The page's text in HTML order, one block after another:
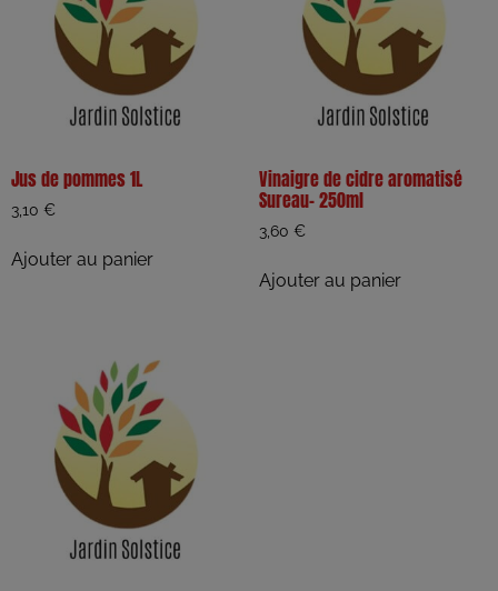
Jus de pommes 1L
3,10 €
Ajouter au panier
Vinaigre de cidre aromatisé
Sureau- 250ml
3,60 €
Ajouter au panier